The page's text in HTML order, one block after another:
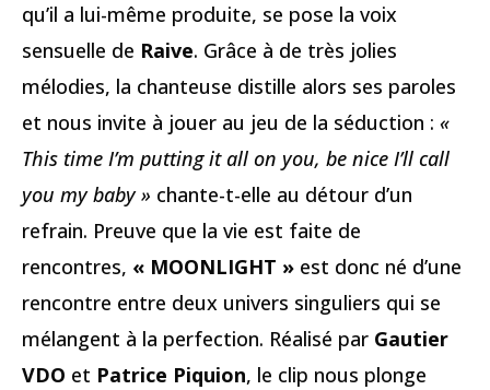
qu’il a lui-même produite, se pose la voix
sensuelle de Raive. Grâce à de très jolies
mélodies, la chanteuse distille alors ses paroles
et nous invite à jouer au jeu de la séduction : «
This time I’m putting it all on you, be nice I’ll call
you my baby » chante-t-elle au détour d’un
refrain. Preuve que la vie est faite de
rencontres, « MOONLIGHT » est donc né d’une
rencontre entre deux univers singuliers qui se
mélangent à la perfection. Réalisé par Gautier
VDO et Patrice Piquion, le clip nous plonge